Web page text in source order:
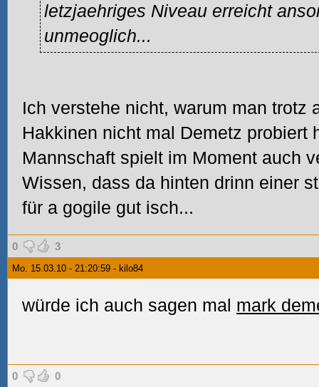
letzjaehriges Niveau erreicht
unmeoglich...
Ich verstehe nicht, warum man trotz
Hakkinen nicht mal Demetz probiert
Mannschaft spielt im Moment auch
Wissen, dass da hinten drinn einer
für a gogile gut isch...
0 3
Mo. 15.03.10 - 21:20:59 - kilo84
würde ich auch sagen mal mark
0 0